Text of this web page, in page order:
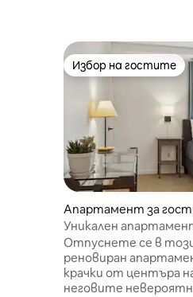
Избор на гостите
Избор на гостите
Апартамент за
итълтън
Уникален
крачки от центъра
Отпуснете се в
реновиран
крачки от центъра
неговите